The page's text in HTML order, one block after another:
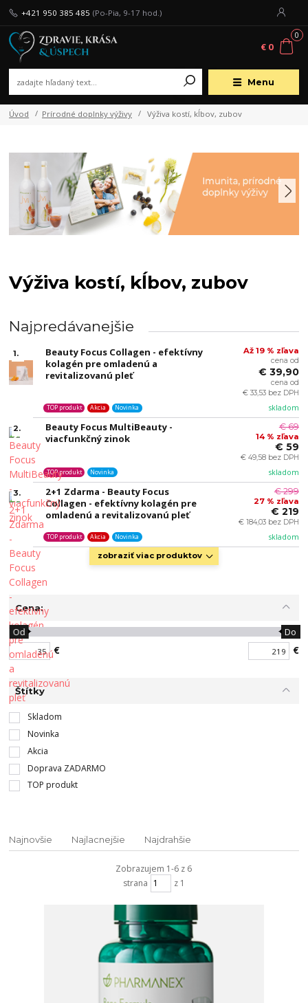
Menu
+421 950 385 485 (Po-Pia, 9-17 hod.)
0
€ 0
Úvod Prírodné doplnky výživy Výživa kostí, kĺbov, zubov
Výživa kostí, kĺbov, zubov
Najpredávanejšie
1.
Beauty Focus Collagen - efektívny
kolagén pre omladenú a
revitalizovanú pleť
skladom
TOP produkt Akcia Novinka
Až 19 % zľava
cena od
€ 39,90
cena od
€ 33,53 bez DPH
2.
Beauty Focus MultiBeauty -
viacfunkčný zinok
skladom
TOP produkt Novinka
€ 69
14 % zľava
€ 59
€ 49,58 bez DPH
3.
2+1 Zdarma - Beauty Focus
Collagen - efektívny kolagén pre
omladenú a revitalizovanú pleť
skladom
TOP produkt Akcia Novinka
€ 299
27 % zľava
€ 219
€ 184,03 bez DPH
zobraziť viac produktov
Cena:
€
Od Do
€
Štítky
Skladom
Novinka
Akcia
Doprava ZADARMO
TOP produkt
Najnovšie Najlacnejšie Najdrahšie
Zobrazujem 1-6 z 6
strana
z 1